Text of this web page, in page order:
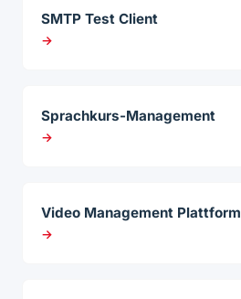
SMTP Test Client
→
Sprachkurs-Management
→
Video Management Plattform
→